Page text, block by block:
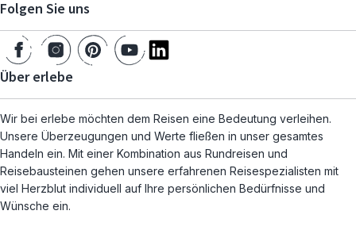
Folgen Sie uns
Über erlebe
Wir bei erlebe möchten dem Reisen eine Bedeutung verleihen.
Unsere Überzeugungen und Werte fließen in unser gesamtes
Handeln ein. Mit einer Kombination aus Rundreisen und
Reisebausteinen gehen unsere erfahrenen Reisespezialisten mit
viel Herzblut individuell auf Ihre persönlichen Bedürfnisse und
Wünsche ein.